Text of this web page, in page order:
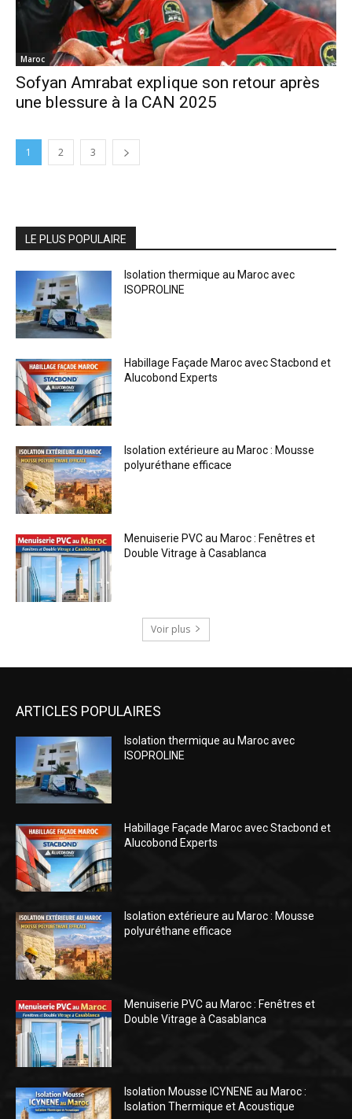
Maroc
Sofyan Amrabat explique son retour après
une blessure à la CAN 2025
1 2 3
LE PLUS POPULAIRE
Isolation thermique au Maroc avec
ISOPROLINE
Habillage Façade Maroc avec Stacbond et
Alucobond Experts
Isolation extérieure au Maroc : Mousse
polyuréthane efficace
Menuiserie PVC au Maroc : Fenêtres et
Double Vitrage à Casablanca
Voir plus
ARTICLES POPULAIRES
Isolation thermique au Maroc avec
ISOPROLINE
Habillage Façade Maroc avec Stacbond et
Alucobond Experts
Isolation extérieure au Maroc : Mousse
polyuréthane efficace
Menuiserie PVC au Maroc : Fenêtres et
Double Vitrage à Casablanca
Isolation Mousse ICYNENE au Maroc :
Isolation Thermique et Acoustique